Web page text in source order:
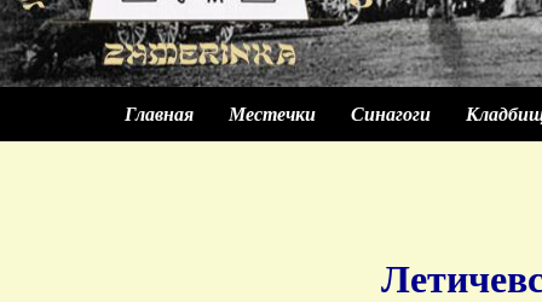
Главная Местечки Синагоги